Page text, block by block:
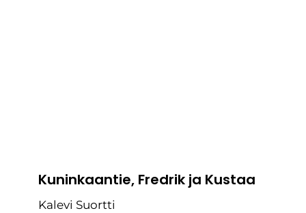
Kuninkaantie, Fredrik ja Kustaa
Kalevi Suortti